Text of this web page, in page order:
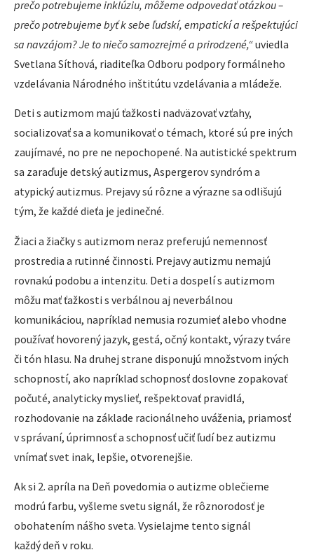
prečo potrebujeme inklúziu, môžeme odpovedať otázkou –
prečo potrebujeme byť k sebe ľudskí, empatickí a rešpektujúci
sa navzájom? Je to niečo samozrejmé a prirodzené,“uviedla
Svetlana Síthová, riaditeľka Odboru podpory formálneho
vzdelávania Národného inštitútu vzdelávania a mládeže.
Deti s autizmom majú ťažkosti nadväzovať vzťahy,
socializovať sa a komunikovať o témach, ktoré sú pre iných
zaujímavé, no pre ne nepochopené. Na autistické spektrum
sa zaraďuje detský autizmus, Aspergerov syndróm a
atypický autizmus. Prejavy sú rôzne a výrazne sa odlišujú
tým, že každé dieťa je jedinečné.
Žiaci a žiačky s autizmom neraz preferujú nemennosť
prostredia a rutinné činnosti. Prejavy autizmu nemajú
rovnakú podobu a intenzitu. Deti a dospelí s autizmom
môžu mať ťažkosti s verbálnou aj neverbálnou
komunikáciou, napríklad nemusia rozumieť alebo vhodne
používať hovorený jazyk, gestá, očný kontakt, výrazy tváre
či tón hlasu. Na druhej strane disponujú množstvom iných
schopností, ako napríklad schopnosť doslovne zopakovať
počuté, analyticky myslieť, rešpektovať pravidlá,
rozhodovanie na základe racionálneho uváženia, priamosť
v správaní, úprimnosť a schopnosť učiť ľudí bez autizmu
vnímať svet inak, lepšie, otvorenejšie.
Ak si 2. apríla na Deň povedomia o autizme oblečieme
modrú farbu, vyšleme svetu signál, že rôznorodosť je
obohatením nášho sveta. Vysielajme tento signál
každý deň v roku.